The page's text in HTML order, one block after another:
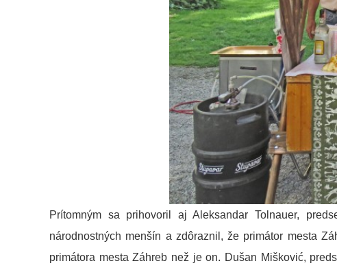
Prítomným sa prihovoril aj Aleksandar Tolnauer,
národnostných menšín a zdôraznil, že primátor mesta
primátora mesta Záhreb než je on. Dušan Mišković,